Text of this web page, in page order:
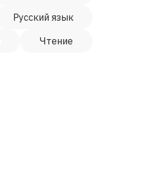
Русский язык
Чтение